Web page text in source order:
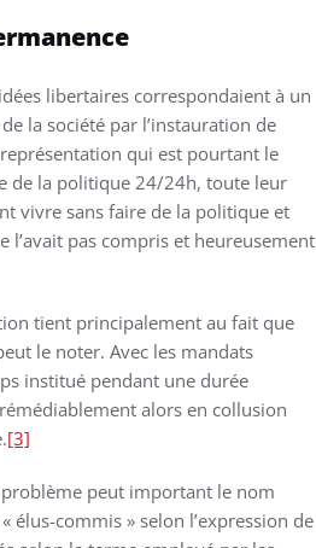
libertaires correspondaient à un
la société par l’instauration de
qui est pourtant le
de la politique 24/24h, toute leur
vivre sans faire de la politique et
l’avait pas compris et heureusement
tient principalement au fait que
le noter. Avec les mandats
institué pendant une durée
alors en collusion
[3]
problème peut important le nom
élus-commis » selon l’expression de